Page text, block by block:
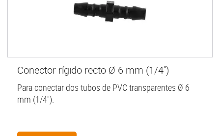
Conector rígido recto Ø 6 mm (1/4'')
Para conectar dos tubos de PVC transparentes Ø 6
mm (1/4'').